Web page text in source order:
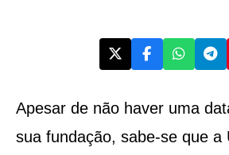
Apesar de não haver uma
sua fundação, sabe-se que a